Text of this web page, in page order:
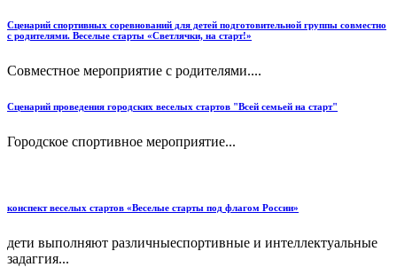
Сценарий спортивных соревнований для детей подготовительной группы совместно
с родителями. Веселые старты «Светлячки, на старт!»
Совместное мероприятие с родителями....
Сценарий проведения городских веселых стартов "Всей семьей на старт"
Городское спортивное мероприятие...
конспект веселых стартов «Веселые старты под флагом России»
дети выполняют различныеспортивные и интеллектуальные
задаггия...